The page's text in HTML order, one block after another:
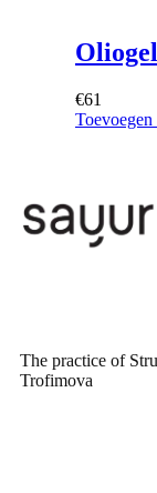
Oliogel
€61
The practice of
Trofimova